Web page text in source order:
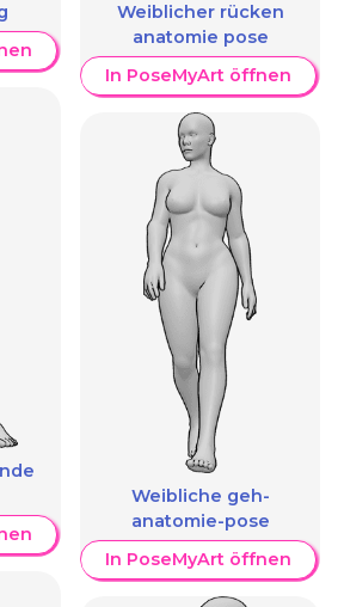
Weiblicher rücken
anatomie pose
In PoseMyArt öffnen
Weibliche geh-
anatomie-pose
In PoseMyArt öffnen